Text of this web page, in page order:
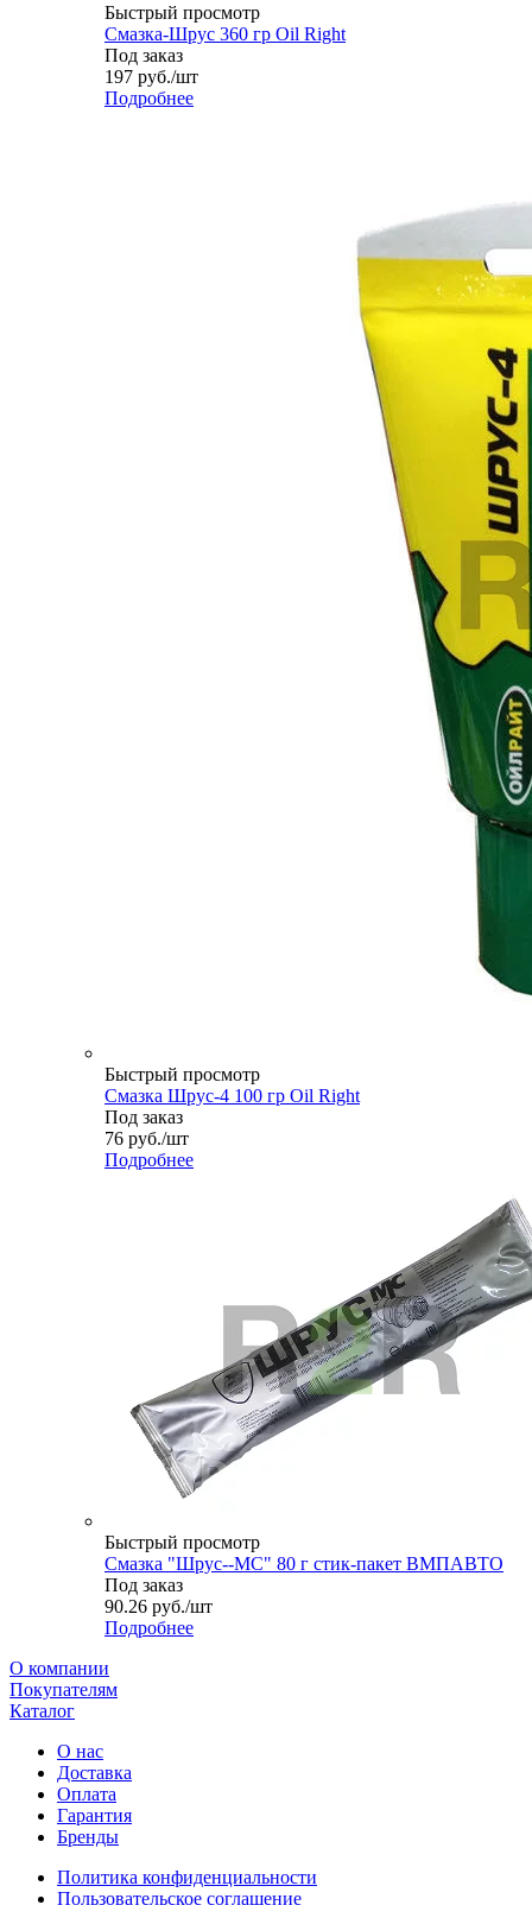
Быстрый просмотр
Смазка-Шрус 360 гр Oil Right
Под заказ
197 руб./шт
Подробнее
Быстрый просмотр
Смазка Шрус-4 100 гр Oil Right
Под заказ
76 руб./шт
Подробнее
Быстрый просмотр
Смазка "Шрус--МС" 80 г стик-пакет ВМПАВТО
Под заказ
90.26 руб./шт
Подробнее
О компании
Покупателям
Каталог
О нас
Доставка
Оплата
Гарантия
Бренды
Политика конфиденциальности
Пользовательское соглашение